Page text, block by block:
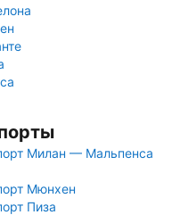
Милан — Мальпенса
Мюнхен
Пиза